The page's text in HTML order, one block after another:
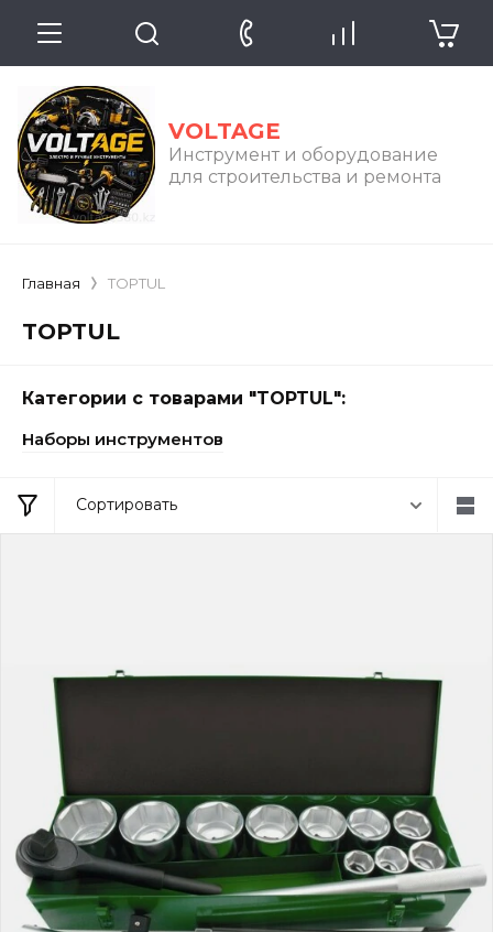
VOLTAGE
Инструмент и оборудование
для строительства и ремонта
Главная TOPTUL
TOPTUL
Категории с товарами "TOPTUL":
Наборы инструментов
Сортировать